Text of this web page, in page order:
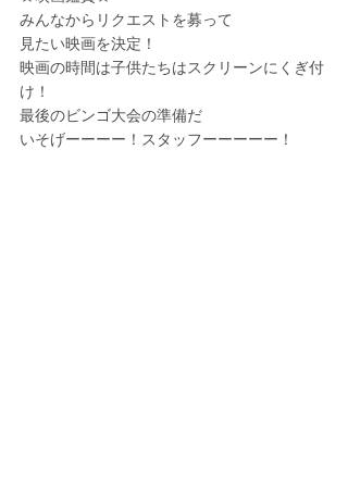
みんなからリクエストを募って
見たい映画を決定！
映画の時間は子供たちはスクリーンにくぎ付
け！
最後のビンゴ大会の準備だ
いそげーーーー！スタッフーーーーー！